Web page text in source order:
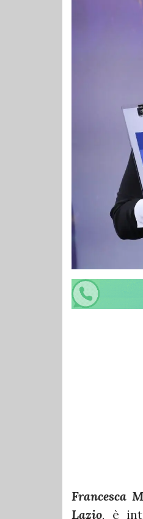
Francesca
Lazio, è